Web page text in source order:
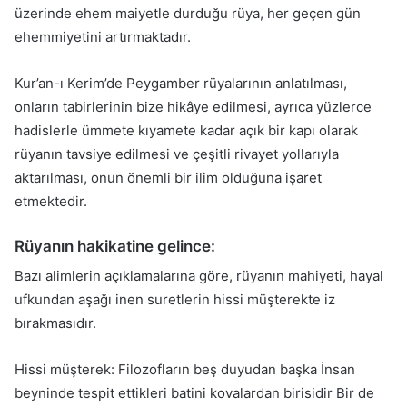
üzerinde ehem maiyetle durduğu rüya, her geçen gün
ehemmiyetini artırmaktadır.
Kur’an-ı Kerim’de Peygamber rüyalarının anlatılması,
onların tabirlerinin bize hikâye edilmesi, ayrıca yüzlerce
hadislerle ümmete kıyamete kadar açık bir kapı olarak
rüyanın tavsiye edilmesi ve çeşitli rivayet yollarıyla
aktarılması, onun önemli bir ilim olduğuna işaret
etmektedir.
Rüyanın hakikatine gelince:
Bazı alimlerin açıklamalarına göre, rüyanın mahiyeti, hayal
ufkundan aşağı inen suretlerin hissi müşterekte iz
bırakmasıdır.
Hissi müşterek: Filozofların beş duyudan başka İnsan
beyninde tespit ettikleri batini kovalardan birisidir Bir de